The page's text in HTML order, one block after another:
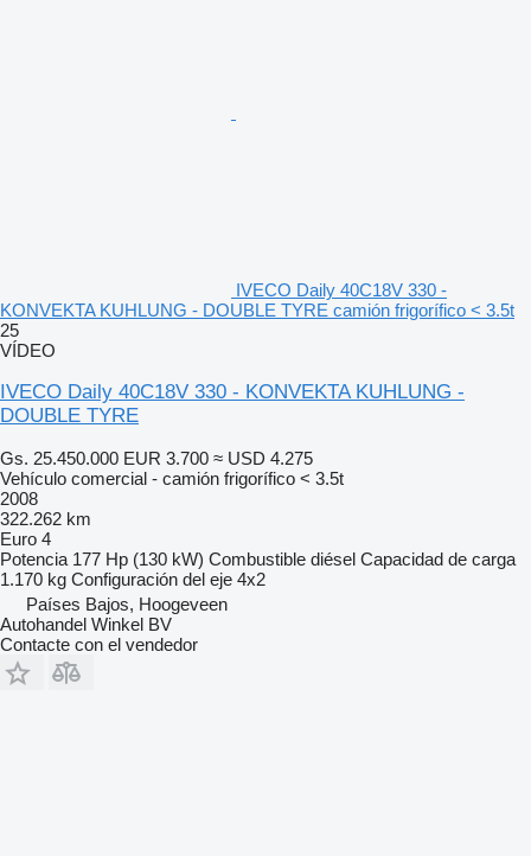
IVECO Daily 40C18V 330 -
KONVEKTA KUHLUNG - DOUBLE TYRE camión frigorífico < 3.5t
25
VÍDEO
IVECO Daily 40C18V 330 - KONVEKTA KUHLUNG -
DOUBLE TYRE
Gs. 25.450.000 EUR 3.700 ≈ USD 4.275
Vehículo comercial - camión frigorífico < 3.5t
2008
322.262 km
Euro 4
Potencia 177 Hp (130 kW) Combustible diésel Capacidad de carga
1.170 kg Configuración del eje 4x2
Países Bajos, Hoogeveen
Autohandel Winkel BV
Contacte con el vendedor